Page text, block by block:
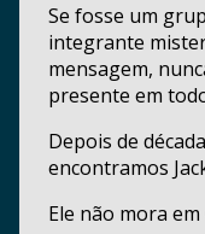
Se fosse um
integrante
mensagem,
presente em
Depois de
encontramos
Ele não mora em